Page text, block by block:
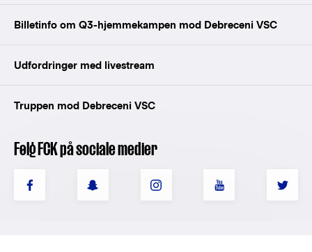
Billetinfo om Q3-hjemmekampen mod Debreceni VSC
Udfordringer med livestream
Truppen mod Debreceni VSC
Følg FCK på sociale medier